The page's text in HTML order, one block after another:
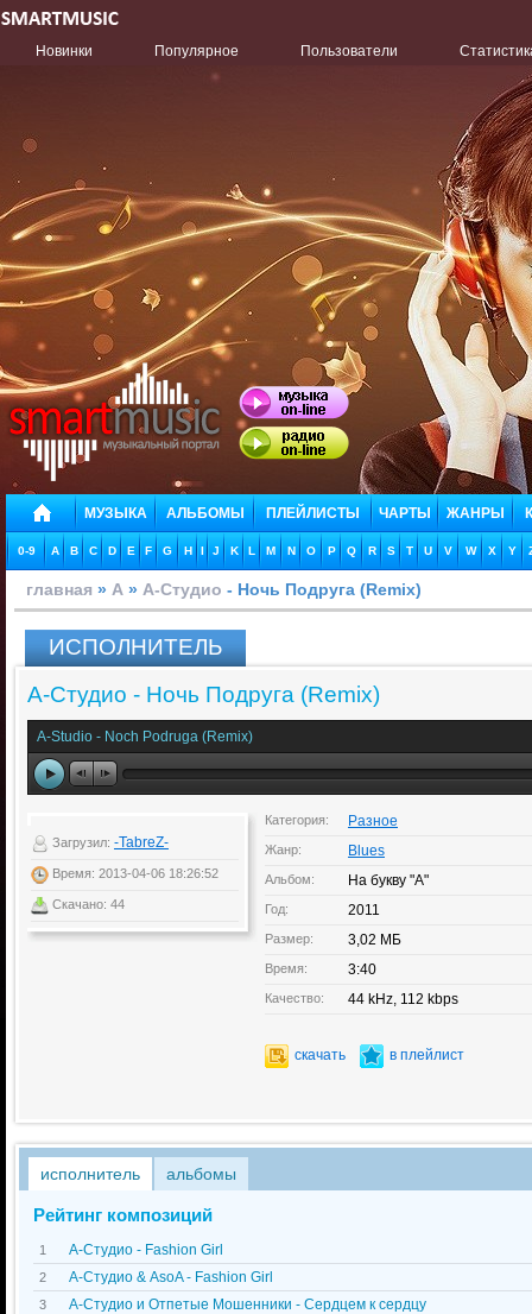
Новинки Популярное Пользователи
МУЗЫКА АЛЬБОМЫ ПЛЕЙЛИСТЫ ЧАРТЫ ЖАНРЫ
0-9 A B C D E F G H I J K L M N O P Q R S T U V W X Y
главная » А » А-Студио - Ночь Подруга (Remix)
ИСПОЛНИТЕЛЬ
А-Студио - Ночь Подруга (Remix)
A-Studio - Noch Podruga (Remix)
Загрузил: -TabreZ-
Время: 2013-04-06 18:26:52
Скачано: 44
Категория: Разное
Жанр: Blues
Альбом: На букву "А"
Год: 2011
Размер: 3,02 МБ
Время: 3:40
Качество: 44 kHz, 112 kbps
скачать в плейлист
исполнитель альбомы
Рейтинг композиций
1 А-Студио - Fashion Girl
2 А-Студио & AsoA - Fashion Girl
3 А-Студио и Отпетые Мошенники - Сердцем к сердцу